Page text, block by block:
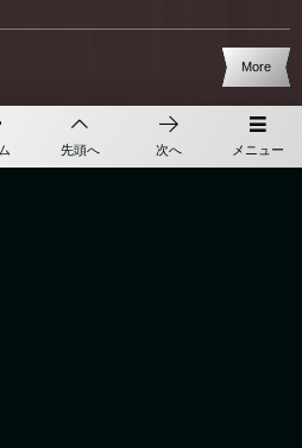
メニュー
先頭へ 次へ
More
TOP